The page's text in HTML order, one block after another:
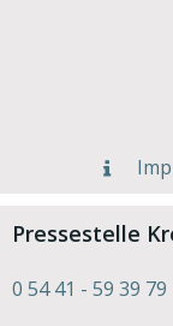
Pressestelle
0 54 41 - 59 39 79